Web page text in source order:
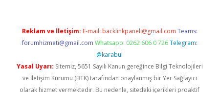
Reklam ve İletişim: E-mail: backlinkpaneli@gmail.com Teams:
forumhizmeti@gmail.com Whatsapp: 0262 606 0 726 Telegram:
@karabul
Yasal Uyarı: Sitemiz, 5651 Sayılı Kanun gereğince Bilgi Teknolojileri
ve İletişim Kurumu (BTK) tarafından onaylanmış bir Yer Sağlayıcı
olarak hizmet vermektedir. Bu nedenle, sitedeki içerikleri proaktif